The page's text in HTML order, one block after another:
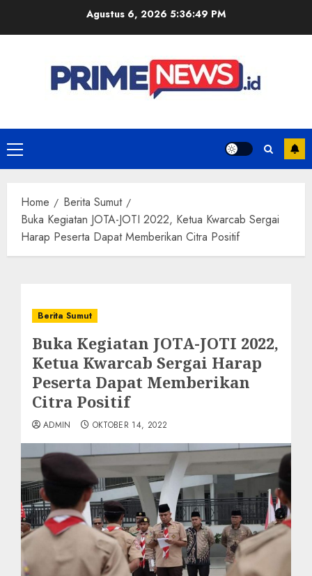
Agustus 6, 2026 5:36:49 PM
Primary
Menu
Home
Berita Sumut
Buka Kegiatan JOTA-JOTI 2022, Ketua Kwarcab Sergai
Harap Peserta Dapat Memberikan Citra Positif
Berita Sumut
Buka Kegiatan JOTA-JOTI 2022,
Ketua Kwarcab Sergai Harap
Peserta Dapat Memberikan
Citra Positif
ADMIN OKTOBER 14, 2022